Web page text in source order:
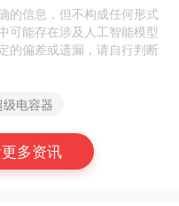
的信息，但不构成任何形式
可能存在涉及人工智能模型
的偏差或遗漏，请自行判断
级电容器
多资讯